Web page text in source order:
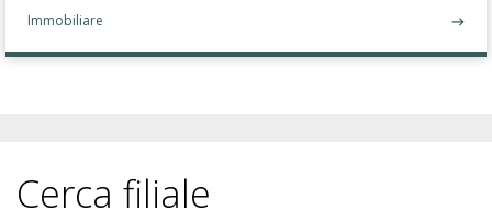
Immobiliare
Cerca filiale